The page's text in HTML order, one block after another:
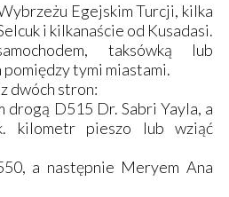
Egejskim Turcji, kilka
i kilkanaście od Kusadasi.
taksówką lub
pomiędzy tymi miastami.
dwóch stron:
drogą D515 Dr. Sabri Yayla, a
kilometr pieszo lub wziąć
a następnie Meryem Ana